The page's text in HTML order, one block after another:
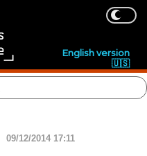
English version
🇺🇸
09/12/2014 17:11